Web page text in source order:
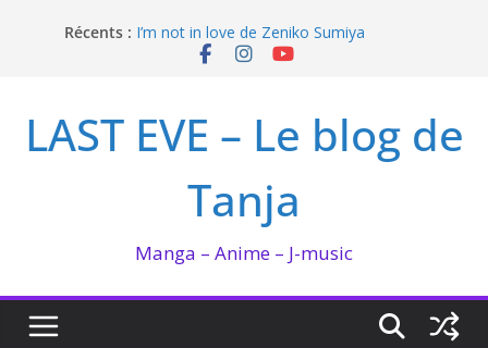
Récents : I’m not in love de Zeniko Sumiya
Hima-ten ! : La fée du logis et la PDG
Ma collection BANANA FISH
LAST EVE – Le blog de
Tanja
Manga – Anime – J-music